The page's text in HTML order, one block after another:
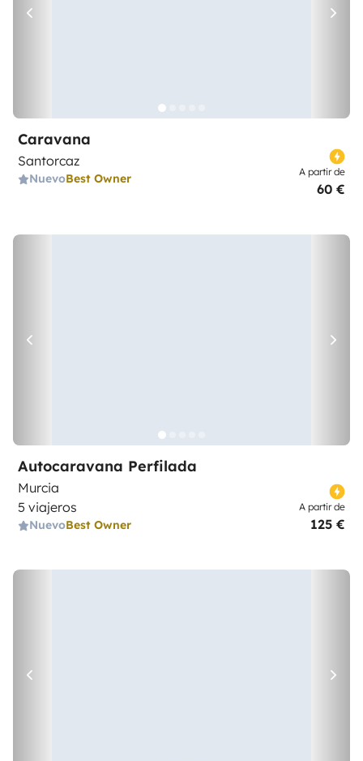
Caravana
Santorcaz
NuevoBest Owner A partir de
60 €
Autocaravana Perfilada
Murcia
5 viajeros
NuevoBest Owner
A partir de
125 €